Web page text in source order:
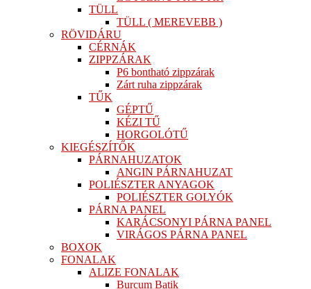
TÜLL
TÜLL ( MEREVEBB )
RÖVIDÁRU
CÉRNÁK
ZIPPZÁRAK
P6 bontható zippzárak
Zárt ruha zippzárak
TŰK
GÉPTŰ
KÉZI TŰ
HORGOLÓTŰ
KIEGÉSZÍTŐK
PÁRNAHUZATOK
ANGIN PÁRNAHUZAT
POLIÉSZTER ANYAGOK
POLIÉSZTER GOLYÓK
PÁRNA PANEL
KARÁCSONYI PÁRNA PANEL
VIRÁGOS PÁRNA PANEL
BOXOK
FONALAK
ALIZE FONALAK
Burcum Batik